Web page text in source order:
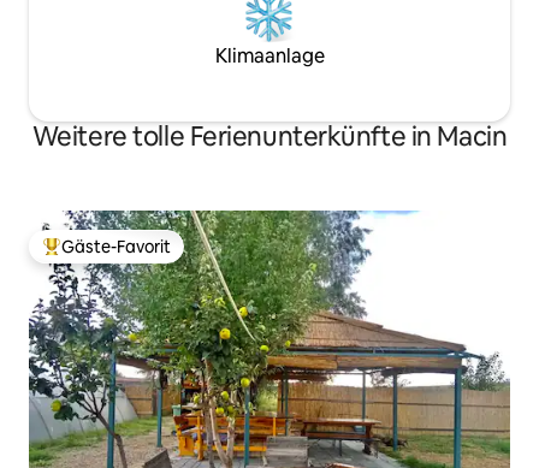
Klimaanlage
Weitere tolle Ferienunterkünfte in Macin
Beliebter Gäste-Favorit.
Gäste-Favorit